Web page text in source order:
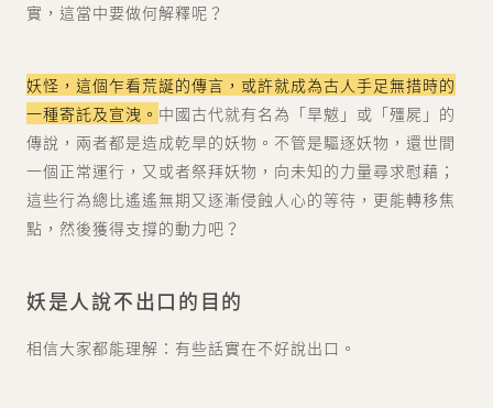
實，這當中要做何解釋呢？
妖怪，這個乍看荒誕的傳言，或許就成為古人手足無措時的
一種寄託及宣洩。 中國古代就有名為「旱魃」或「殭屍」的
傳說，兩者都是造成乾旱的妖物。不管是驅逐妖物，還世間
一個正常運行，又或者祭拜妖物，向未知的力量尋求慰藉；
這些行為總比遙遙無期又逐漸侵蝕人心的等待，更能轉移焦
點，然後獲得支撐的動力吧？
妖是人說不出口的目的
相信大家都能理解：有些話實在不好說出口。